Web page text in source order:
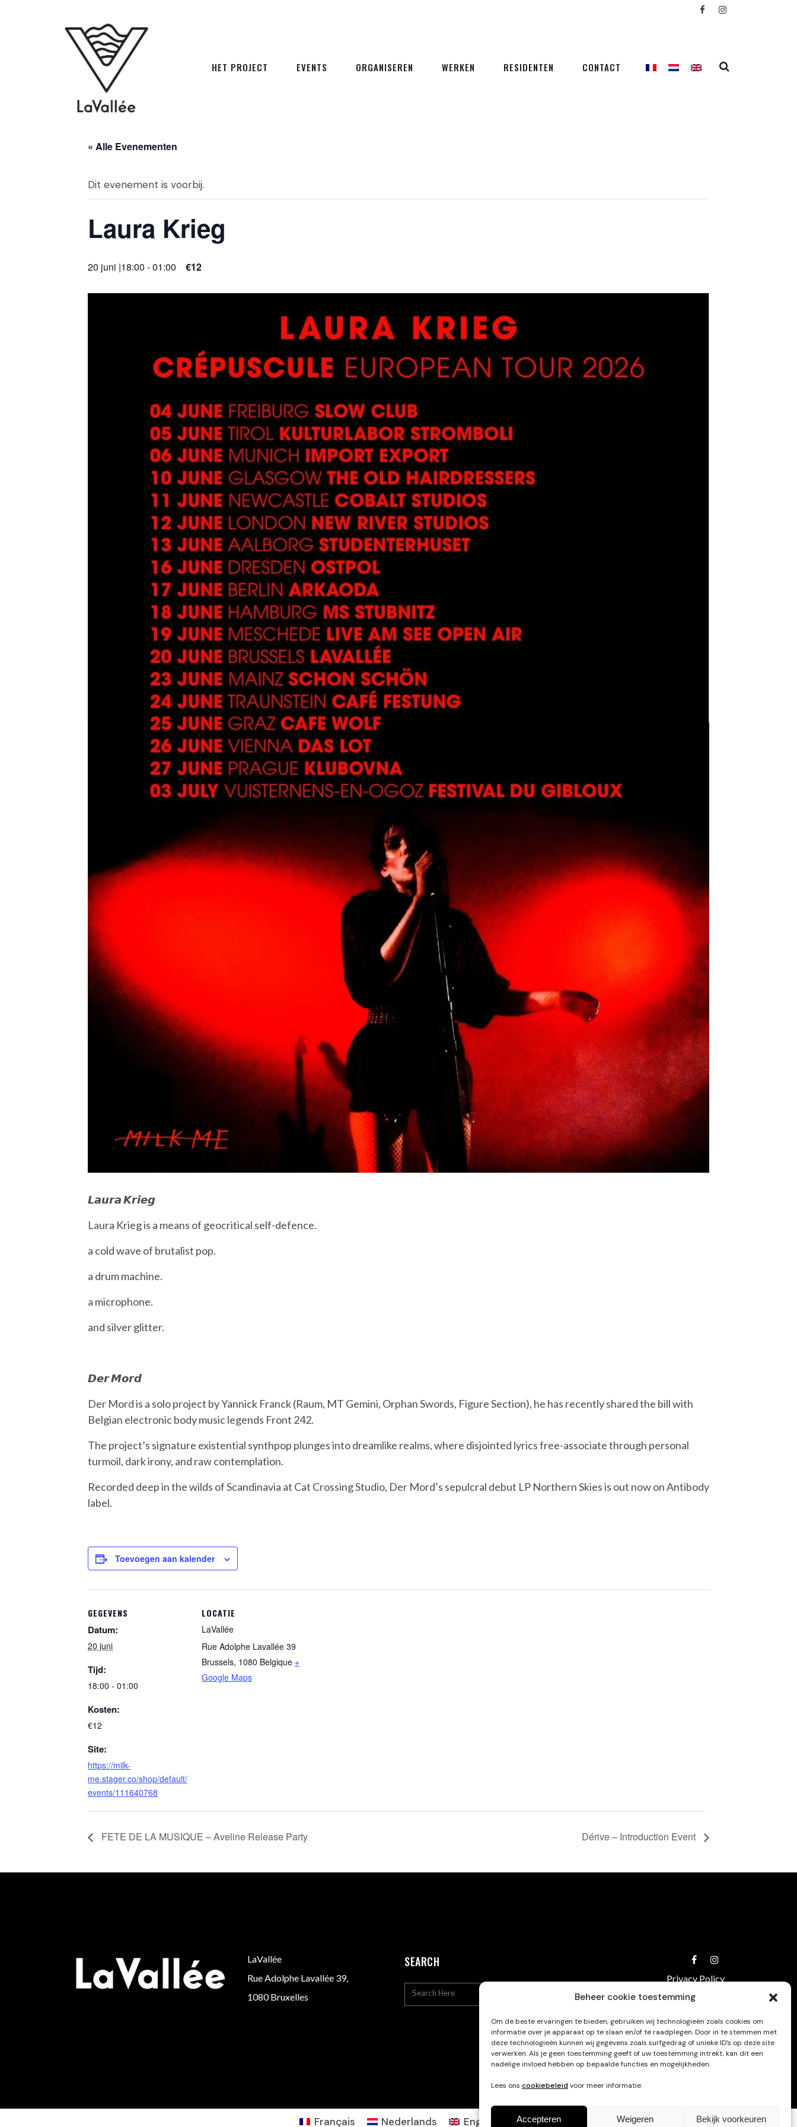
Beheer cookie toestemming
Om de beste ervaringen te bieden, gebruiken wij technologieën zoals cookies om
informatie over je apparaat op te slaan en/of te raadplegen. Door in te stemmen met
deze technologieën kunnen wij gegevens zoals surfgedrag of unieke ID's op deze site
verwerken. Als je geen toestemming geeft of uw toestemming intrekt, kan dit een
nadelige invloed hebben op bepaalde functies en mogelijkheden.
Lees ons cookiebeleid voor meer informatie.
Accepteren Weigeren Bekijk voorkeuren
HET PROJECT EVENTS ORGANISEREN WERKEN RESIDENTEN CONTACT
« Alle Evenementen
Dit evenement is voorbij.
Laura Krieg
20 juni |18:00 -01:00 €12
𝙇𝙖𝙪𝙧𝙖 𝙆𝙧𝙞𝙚𝙜
Laura Krieg is a means of geocritical self-defence.
a cold wave of brutalist pop.
a drum machine.
a microphone.
and silver glitter.
𝘿𝙚𝙧 𝙈𝙤𝙧𝙙
Der Mord is a solo project by Yannick Franck (Raum, MT Gemini, Orphan Swords, Figure Section), he has recently shared the bill with
Belgian electronic body music legends Front 242.
The project’s signature existential synthpop plunges into dreamlike realms, where disjointed lyrics free-associate through personal
turmoil, dark irony, and raw contemplation.
Recorded deep in the wilds of Scandinavia at Cat Crossing Studio, Der Mord’s sepulcral debut LP Northern Skies is out now on Antibody
label.
Toevoegen aan kalender
GEGEVENS
Datum:
20 juni
Tijd:
18:00 - 01:00
Kosten:
€12
Site:
https://milk-
me.stager.co/shop/default/
events/111640768
LOCATIE
LaVallée
Rue Adolphe Lavallée 39
Brussels, 1080 Belgique +
Google Maps
FETE DE LA MUSIQUE – Aveline Release Party Dérive – Introduction Event
LaVallée
Rue Adolphe Lavallée 39,
1080 Bruxelles
SEARCH
Privacy Policy
Français Nederlands English